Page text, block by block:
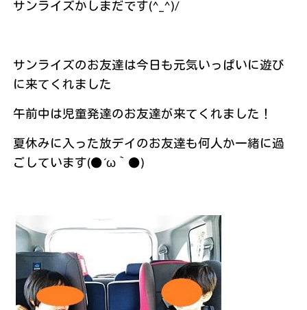
サンライズかしまだです(^_^)/
サンライズのお友達は今日も元気いっぱいに遊び
に来てくれました
午前中は児童発達のお友達が来てくれました！
夏休みに入った放デイのお友達も何人か一緒に過
ごしています(●´ω｀●)